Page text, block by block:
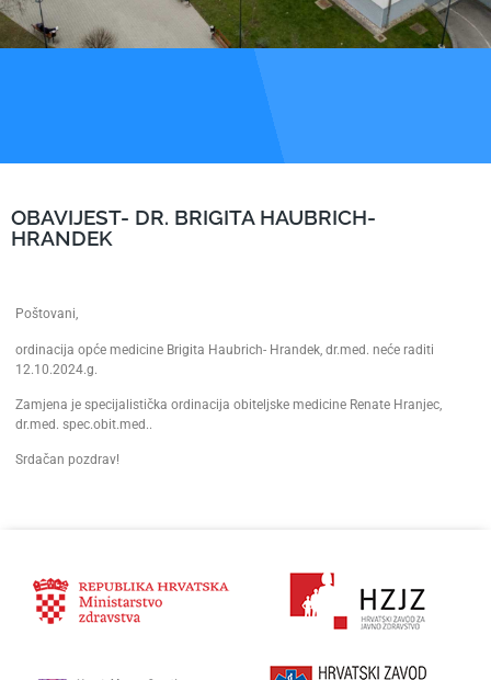
OBAVIJEST- DR. BRIGITA HAUBRICH-
HRANDEK
Poštovani,
ordinacija opće medicine Brigita Haubrich- Hrandek, dr.med. neće raditi
12.10.2024.g.
Zamjena je specijalistička ordinacija obiteljske medicine Renate Hranjec,
dr.med. spec.obit.med..
Srdačan pozdrav!